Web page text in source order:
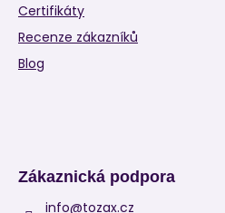
Certifikáty
Recenze zákazníků
Blog
Zákaznická podpora
info@tozax.cz